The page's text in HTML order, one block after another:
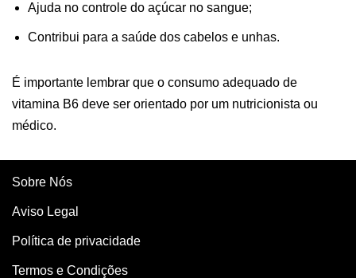
Ajuda no controle do açúcar no sangue;
Contribui para a saúde dos cabelos e unhas.
É importante lembrar que o consumo adequado de
vitamina B6 deve ser orientado por um nutricionista ou
médico.
Sobre Nós
Aviso Legal
Política de privacidade
Termos e Condições